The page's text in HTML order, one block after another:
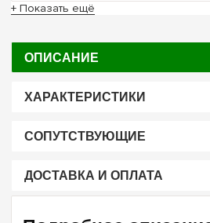
+ Показать ещё
ОПИСАНИЕ
ХАРАКТЕРИСТИКИ
СОПУТСТВУЮЩИЕ
ДОСТАВКА И ОПЛАТА